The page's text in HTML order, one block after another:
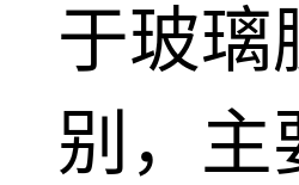
于玻璃
别，主